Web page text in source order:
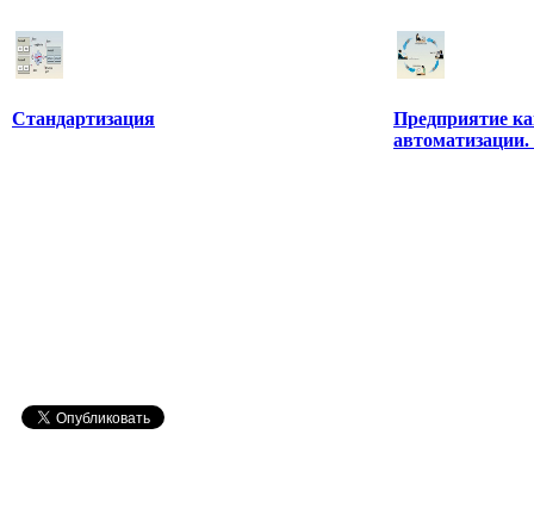
Стандартизация
Предприятие